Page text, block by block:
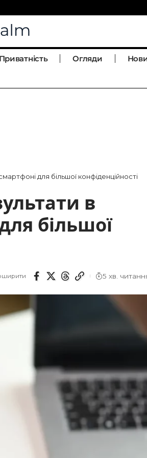
Приватність Огляди
для більшої конфіденційності
в
більшої
5 хв.